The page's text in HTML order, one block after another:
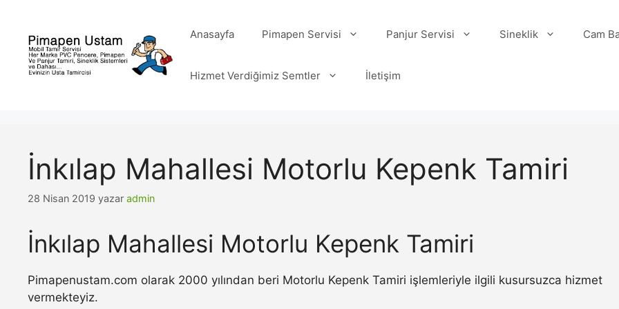
Anasayfa Pimapen Servisi Panjur Servisi Sineklik Cam
Hizmet Verdiğimiz Semtler İletişim
İnkılap Mahallesi Motorlu Kepenk Tamiri
28 Nisan 2019 yazar admin
İnkılap Mahallesi Motorlu Kepenk Tamiri
Pimapenustam.com olarak 2000 yılından beri Motorlu Kepenk Tamiri işlemleriyle ilgili kusursuzca hizmet
vermekteyiz.